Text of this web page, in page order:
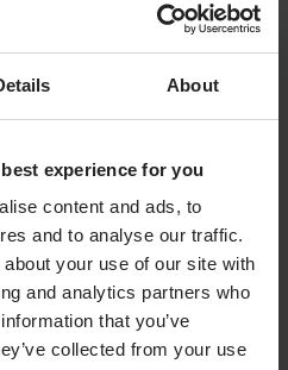
About
experience for you
content and ads, to
and to analyse our traffic.
your use of our site with
and analytics partners who
that you’ve
collected from your use